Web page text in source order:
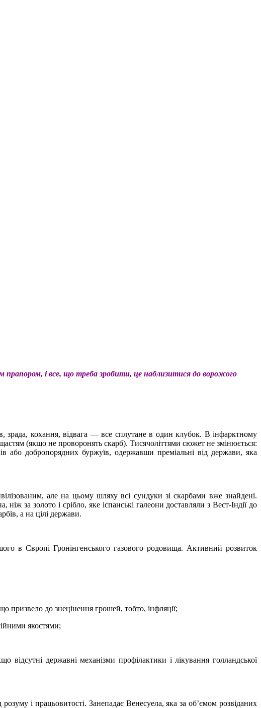
і все, що треба зробити, це наблизитися до ворожого
зрада, кохання, відвага — все сплутане в один клубок. В інфарктному
(якщо не проворонять скарб). Тисячоліттями сюжет не змінюється:
або добропорядних буржуїв, одержавши преміальні від держави, яка
але на цьому шляху всі сундуки зі скарбами вже знайдені.
за золото і срібло, яке іспанські галеони доставляли з Вест-Індії до
а на цілі держави.
в Європі Гронінгенського газового родовища. Активний розвиток
призвело до знецінення грошей, тобто, інфляції;
якостями;
державні механізми профілактики і лікування голландської
і працьовитості. Занепадає Венесуела, яка за об’ємом розвіданих